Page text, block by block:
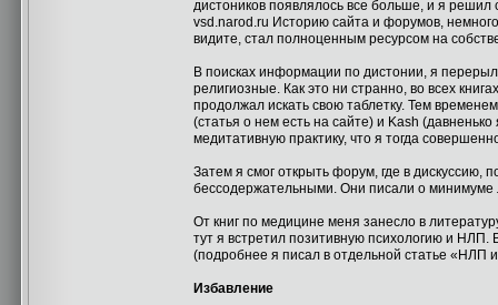
дистоников появлялось все больше, и я
vsd.narod.ru Историю сайта и форумов,
видите, стал полноценным ресурсом на
В поисках информации по дистонии, я
религиозные. Как это ни странно, во всех
продолжал искать свою таблетку. Тем
(статья о нем есть на сайте) и Kash
медитативную практику, что я тогда
Затем я смог открыть форум, где в дискуссию,
бессодержательными. Они писали о минимуме
От книг по медицине меня занесло в
тут я встретил позитивную психологию и НЛП.
(подробнее я писал в отдельной статье «НЛП
Избавление